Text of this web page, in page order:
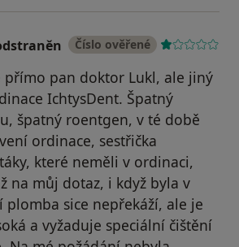
Číslo ověřené
přímo pan doktor Lukl, ale jiný
IchtysDent. Špatný
špatný roentgen, v té době
ordinace, sestřička
které neměli v ordinaci,
na můj dotaz, i když byla v
plomba sice nepřekáží, ale je
a vyžaduje speciální čištění